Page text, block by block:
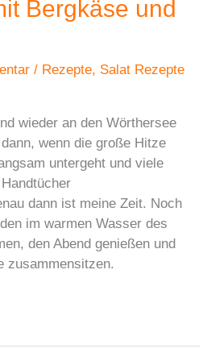
Bergkäse und
/ Rezepte, Salat Rezepte
wieder an den Wörthersee
wenn die große Hitze
untergeht und viele
dann ist meine Zeit. Noch
im warmen Wasser des
den Abend genießen und
zusammensitzen.